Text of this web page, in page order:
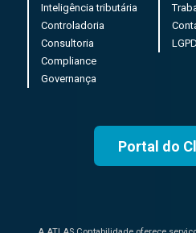
Inteligência tributária
Controladoria
Consultoria
Compliance
Governança
LGPD
Portal do